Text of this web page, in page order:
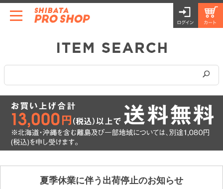
夏季休業に伴う出荷停止のお知らせ